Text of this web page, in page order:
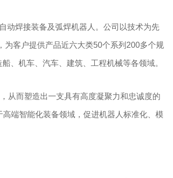
动焊接装备及弧焊机器人。公司以技术为先
为客户提供产品近六大类50个系列200多个规
、机车、汽车、建筑、工程机械等各领域。
从而塑造出一支具有高度凝聚力和忠诚度的
端智能化装备领域，促进机器人标准化、模